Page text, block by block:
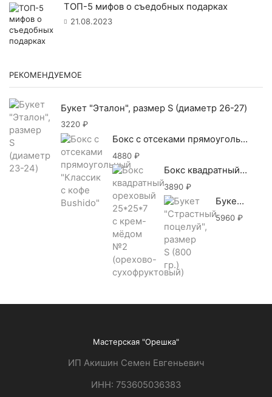
ТОП-5 мифов о съедобных подарках
21.08.2023
РЕКОМЕНДУЕМОЕ
Букет "Эталон", размер S (диаметр 26-27)
3220 ₽
Бокс с отсеками прямоугольный "Классик с кофе Bushido"
4880 ₽
Бокс квадратный ореховый 25*25*7 с крем-мёдом №2 (орехово-сухофруктовый)
3890 ₽
Букет "Страстный поцелуй", размер S (800 гр.)
5960 ₽
Мастерская "Орешка"
ИП Акишин Семен Евгеньевич
ИНН: 753605036383